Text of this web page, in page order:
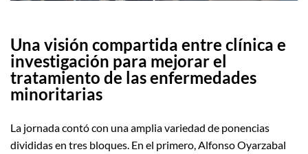
Una visión compartida entre clínica e
investigación para mejorar el
tratamiento de las enfermedades
minoritarias
La jornada contó con una amplia variedad de ponencias
divididas en tres bloques. En el primero, Alfonso Oyarzabal